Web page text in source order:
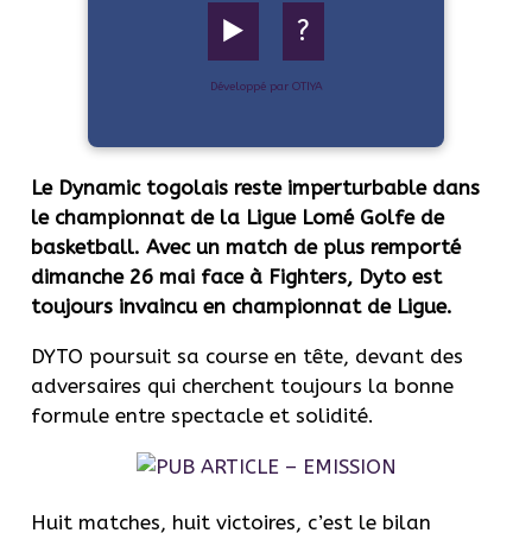
▶️ ?
Développé par OTIYA
Le Dynamic togolais reste imperturbable dans
le championnat de la Ligue Lomé Golfe de
basketball. Avec un match de plus remporté
dimanche 26 mai face à Fighters, Dyto est
toujours invaincu en championnat de Ligue.
DYTO poursuit sa course en tête, devant des
adversaires qui cherchent toujours la bonne
formule entre spectacle et solidité.
Huit matches, huit victoires, c’est le bilan